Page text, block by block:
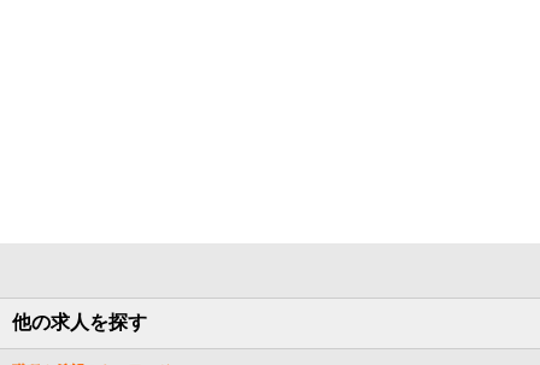
他の求人を探す